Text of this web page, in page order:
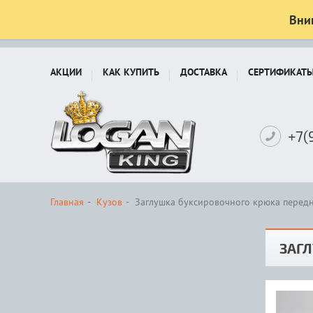
АКЦИИ КАК КУПИТЬ ДОСТАВКА
Главная Кузов Заглушка буксировочного крюка